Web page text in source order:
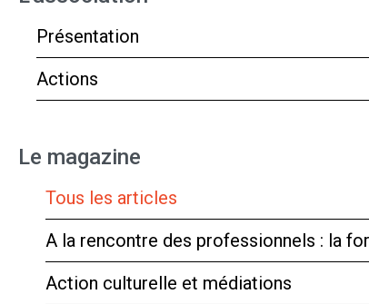
Présentation
Actions
Le magazine
Tous les articles
A la rencontre des professionnels : la
Action culturelle et médiations